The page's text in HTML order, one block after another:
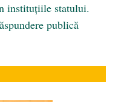
instituțiile statului.
publică